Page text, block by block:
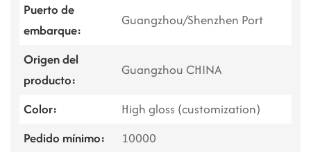
Puerto de
embarque:
Guangzhou/Shenzhen Port
Origen del
producto:
Guangzhou CHINA
Color:
High gloss (customization)
Pedido mínimo:
10000